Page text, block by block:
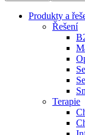
Terapie
Produkty a
Řešení
Terapie